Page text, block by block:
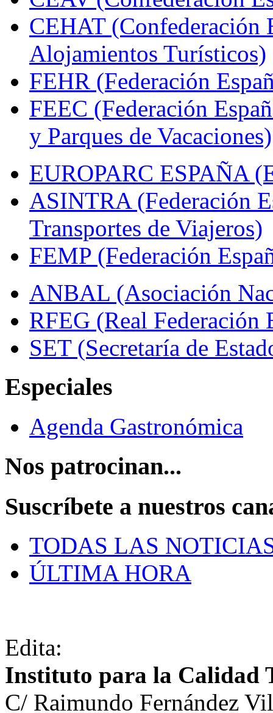
CEHAT (Confederación
Alojamientos Turísticos)
FEHR (Federación
FEEC (Federación
y Parques de Vacaciones)
EUROPARC ESPAÑA
ASINTRA (Federación
Transportes de Viajeros)
FEMP (Federación
ANBAL (Asociación
RFEG (Real Federación
SET (Secretaría de
Especiales
Agenda Gastronómica
Nos patrocinan...
Suscríbete a nuestros
TODAS LAS
ÚLTIMA HORA
Edita:
Instituto para la Calidad
C/ Raimundo Fernández